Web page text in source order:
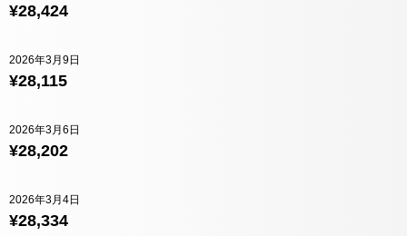
¥28,424
¥28,115
2026年3月9日
¥28,202
2026年3月6日
¥28,334
2026年3月4日